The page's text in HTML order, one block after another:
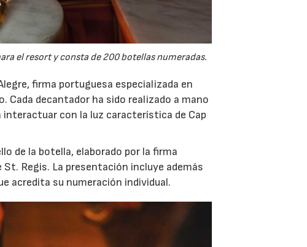
el resort y consta de 200 botellas numeradas.
firma portuguesa especializada en
Cada decantador ha sido realizado a mano
con la luz característica de Cap
de la botella, elaborado por la firma
Regis. La presentación incluye además
acredita su numeración individual.